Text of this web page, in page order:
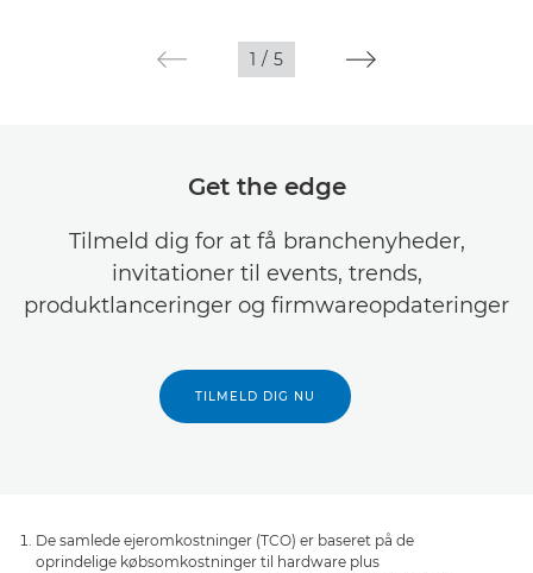
1 / 5
Get the edge
Tilmeld dig for at få branchenyheder,
invitationer til events, trends,
produktlanceringer og firmwareopdateringer
TILMELD DIG NU
De samlede ejeromkostninger (TCO) er baseret på de
oprindelige købsomkostninger til hardware plus